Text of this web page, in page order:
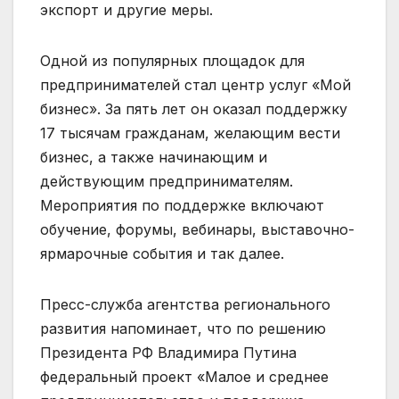
экспорт и другие меры.
Одной из популярных площадок для
предпринимателей стал центр услуг «Мой
бизнес». За пять лет он оказал поддержку
17 тысячам гражданам, желающим вести
бизнес, а также начинающим и
действующим предпринимателям.
Мероприятия по поддержке включают
обучение, форумы, вебинары, выставочно-
ярмарочные события и так далее.
Пресс-служба агентства регионального
развития напоминает, что по решению
Президента РФ Владимира Путина
федеральный проект «Малое и среднее